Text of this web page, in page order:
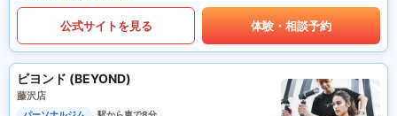
公式サイトを見る 体験・相談予約
ビヨンド (BEYOND)
藤沢店